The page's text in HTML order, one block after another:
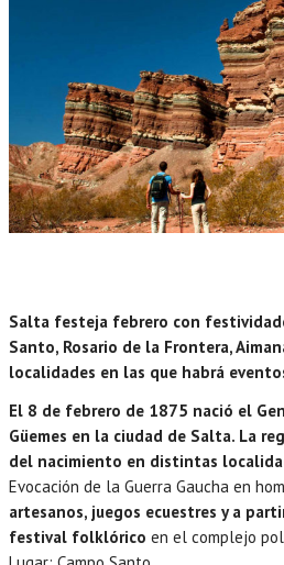
Salta festeja febrero con
Santo, Rosario de la Frontera,
localidades en las que habrá
El 8 de febrero de 1875 nació el
Güemes en la ciudad de Salta. La
del nacimiento en distintas
Evocación de la Guerra Gaucha en
artesanos, juegos ecuestres y a
festival folklórico en el complejo